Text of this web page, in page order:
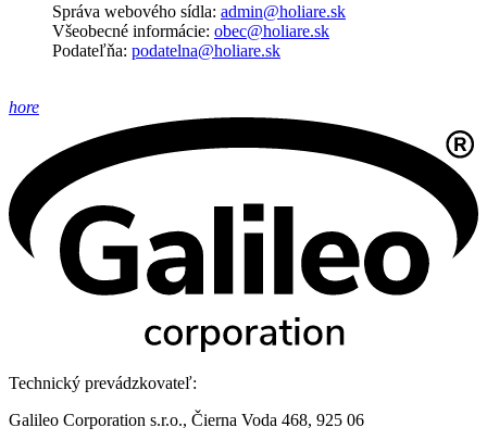
Správa webového sídla: admin@holiare.sk
Všeobecné informácie: obec@holiare.sk
Podateľňa: podatelna@holiare.sk
hore
Technický prevádzkovateľ:
Galileo Corporation s.r.o., Čierna Voda 468, 925 06